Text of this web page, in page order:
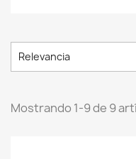
Relevancia
Mostrando 1-9 de 9